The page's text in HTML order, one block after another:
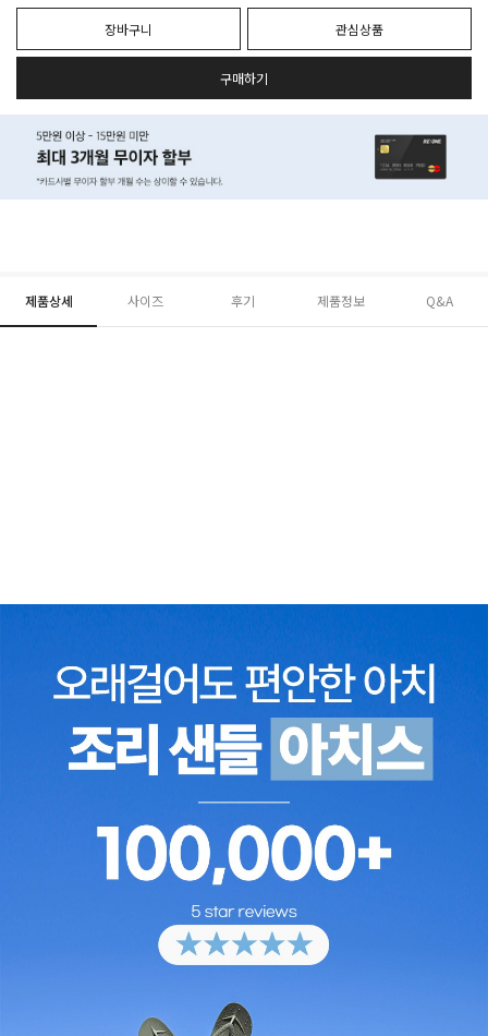
장바구니 관심상품
구매하기
제품상세 사이즈 후기 제품정보 Q&A